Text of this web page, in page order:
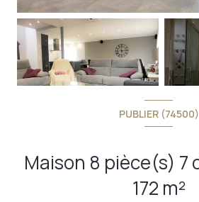
PUBLIER (74500)
Maison 8 pièce(s) 7 chambre(s)
172 m²